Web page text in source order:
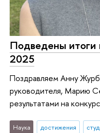
Подведены
2025
Поздравляем Анну
руководителя, Марию
результатами на
Наука достижения